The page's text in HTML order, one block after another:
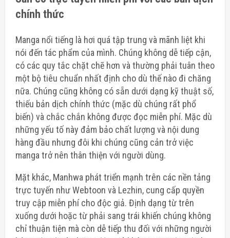
chính thức
Manga nổi tiếng là hơi quá tập trung và mãnh liệt khi
nói đến tác phẩm của mình. Chúng không dễ tiếp cận,
có các quy tắc chặt chẽ hơn và thường phải tuân theo
một bộ tiêu chuẩn nhất định cho dù thế nào đi chăng
nữa. Chúng cũng không có sẵn dưới dạng kỹ thuật số,
thiếu bản dịch chính thức (mặc dù chúng rất phổ
biến) và chắc chắn không được đọc miễn phí. Mặc dù
những yếu tố này đảm bảo chất lượng và nội dung
hàng đầu nhưng đôi khi chúng cũng cản trở việc
manga trở nên thân thiện với người dùng.
Mặt khác, Manhwa phát triển mạnh trên các nền tảng
trực tuyến như Webtoon và Lezhin, cung cấp quyền
truy cập miễn phí cho độc giả. Định dạng từ trên
xuống dưới hoặc từ phải sang trái khiến chúng không
chỉ thuận tiện mà còn dễ tiếp thu đối với những người